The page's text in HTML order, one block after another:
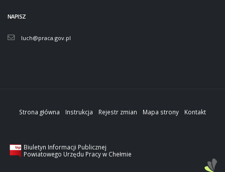
NAPISZ
luch@praca.gov.pl
Biuletyn Informacji Publicznej
Powiatowego Urzędu Pracy w Chełmie
Strona główna Instrukcja Rejestr zmian Mapa strony Kontakt